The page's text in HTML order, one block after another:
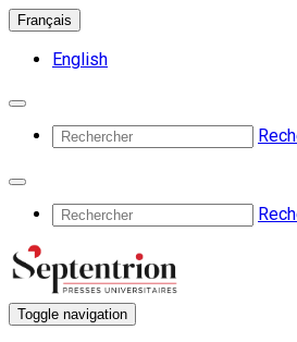
Français
English
Toggle navigation